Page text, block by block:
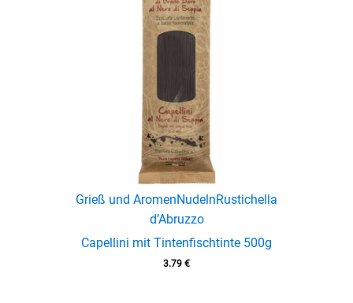
Grieß und AromenNudelnRustichella
d’Abruzzo
Capellini mit Tintenfischtinte 500g
3.79 €